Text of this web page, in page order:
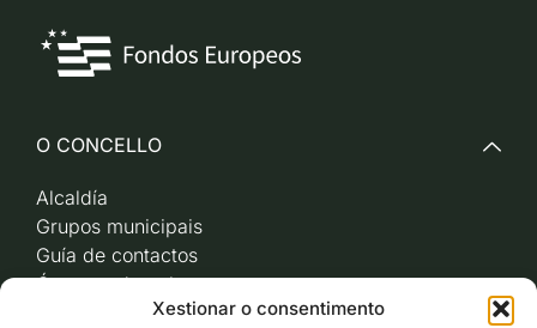
Xestionar o consentimento
O CONCELLO
Alcaldía
Grupos municipais
Guía de contactos
Órganos de goberno
Acceso a videoactas